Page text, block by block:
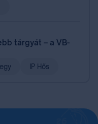
tárgyát – a VB-
IP Hős